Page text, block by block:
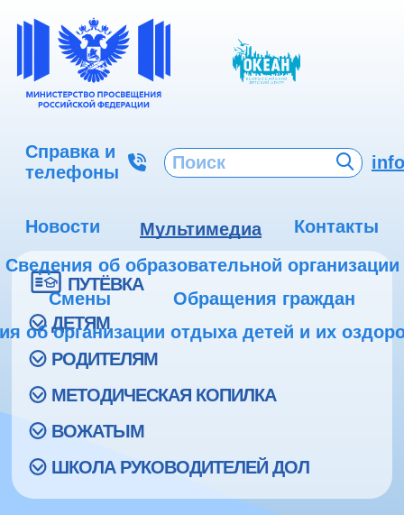
Справка и
телефоны
Новости Мультимедиа
Контакты
Сведения об образовательной организации
Смены
Обращения граждан
об организации отдыха детей и их
ПУТЁВКА
ДЕТЯМ
РОДИТЕЛЯМ
МЕТОДИЧЕСКАЯ КОПИЛКА
ВОЖАТЫМ
ШКОЛА РУКОВОДИТЕЛЕЙ ДОЛ